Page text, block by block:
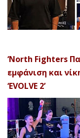
‘North Fighters
εμφάνιση και
‘EVOLVE 2’